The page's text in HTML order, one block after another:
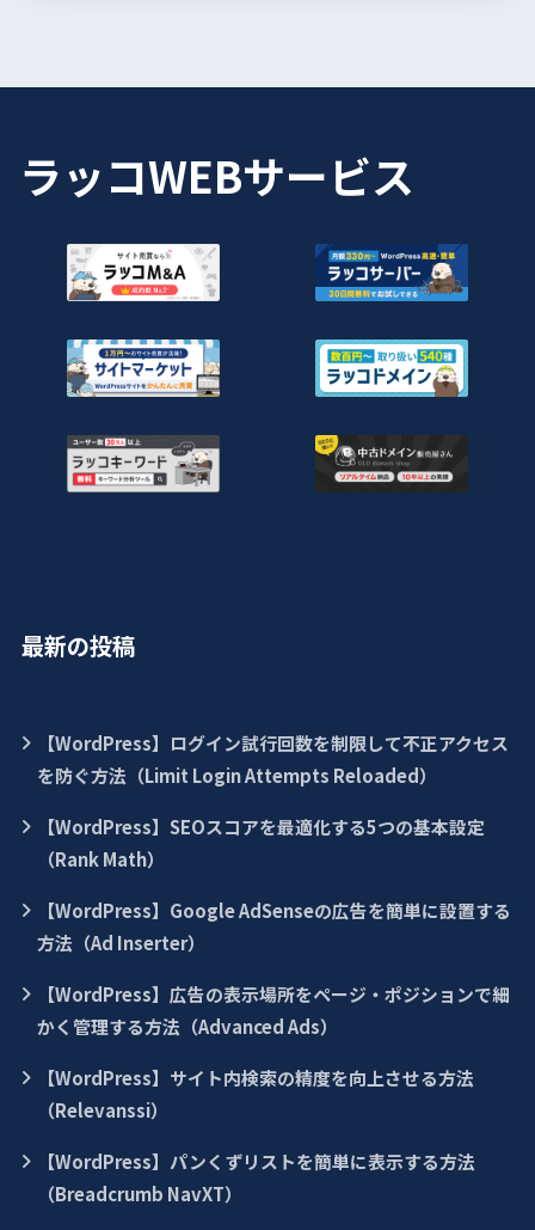
ラッコWEBサービス
最新の投稿
【WordPress】ログイン試行回数を制限して不正アクセス
を防ぐ方法（Limit Login Attempts Reloaded）
【WordPress】SEOスコアを最適化する5つの基本設定
（Rank Math）
【WordPress】Google AdSenseの広告を簡単に設置する
方法（Ad Inserter）
【WordPress】広告の表示場所をページ・ポジションで細
かく管理する方法（Advanced Ads）
【WordPress】サイト内検索の精度を向上させる方法
（Relevanssi）
【WordPress】パンくずリストを簡単に表示する方法
（Breadcrumb NavXT）